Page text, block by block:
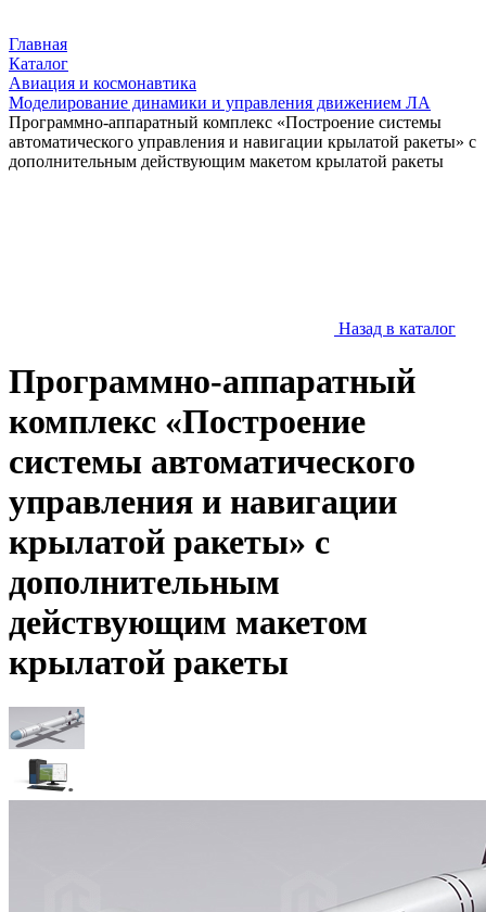
Главная
Каталог
Авиация и космонавтика
Моделирование динамики и управления движением ЛА
Программно-аппаратный комплекс «Построение системы
автоматического управления и навигации крылатой ракеты» с
дополнительным действующим макетом крылатой ракеты
Назад в каталог
Программно-аппаратный
комплекс «Построение
системы автоматического
управления и навигации
крылатой ракеты» с
дополнительным
действующим макетом
крылатой ракеты